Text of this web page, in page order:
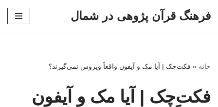
فرهنگ قرآن پژوهی در شمال
خانه » فکت‌چک | آیا مک و آیفون واقعاً ویروس نمی‌گیرند؟
فکت‌چک | آیا مک و آیفون